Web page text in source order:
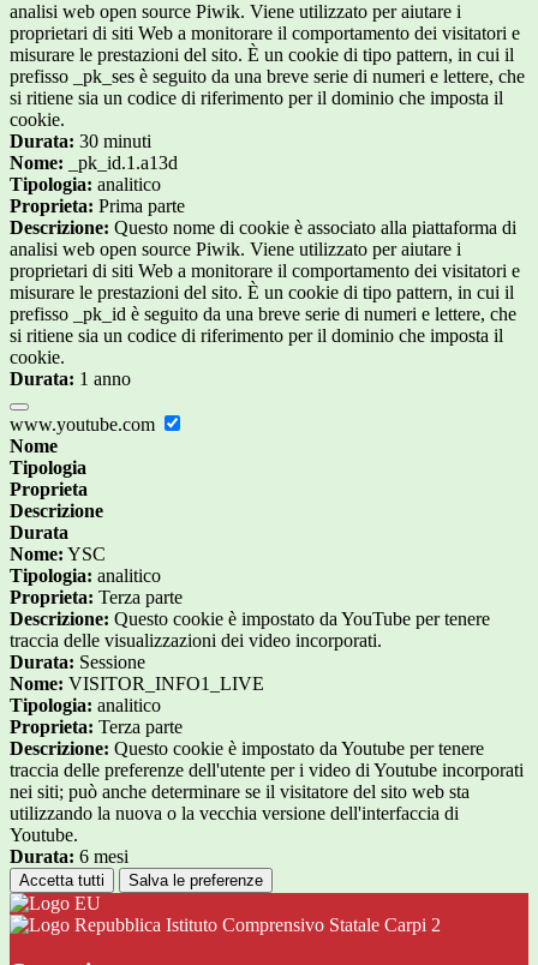
analisi web open source Piwik. Viene utilizzato per aiutare i
proprietari di siti Web a monitorare il comportamento dei visitatori e
misurare le prestazioni del sito. È un cookie di tipo pattern, in cui il
prefisso _pk_ses è seguito da una breve serie di numeri e lettere, che
si ritiene sia un codice di riferimento per il dominio che imposta il
cookie.
Durata: 30 minuti
Nome: _pk_id.1.a13d
Tipologia: analitico
Proprieta: Prima parte
Descrizione: Questo nome di cookie è associato alla piattaforma di
analisi web open source Piwik. Viene utilizzato per aiutare i
proprietari di siti Web a monitorare il comportamento dei visitatori e
misurare le prestazioni del sito. È un cookie di tipo pattern, in cui il
prefisso _pk_id è seguito da una breve serie di numeri e lettere, che
si ritiene sia un codice di riferimento per il dominio che imposta il
cookie.
Durata: 1 anno
www.youtube.com
Nome
Tipologia
Proprieta
Descrizione
Durata
Nome: YSC
Tipologia: analitico
Proprieta: Terza parte
Descrizione: Questo cookie è impostato da YouTube per tenere
traccia delle visualizzazioni dei video incorporati.
Durata: Sessione
Nome: VISITOR_INFO1_LIVE
Tipologia: analitico
Proprieta: Terza parte
Descrizione: Questo cookie è impostato da Youtube per tenere
traccia delle preferenze dell'utente per i video di Youtube incorporati
nei siti; può anche determinare se il visitatore del sito web sta
utilizzando la nuova o la vecchia versione dell'interfaccia di
Youtube.
Durata: 6 mesi
Accetta tutti Salva le preferenze
Istituto Comprensivo Statale Carpi 2